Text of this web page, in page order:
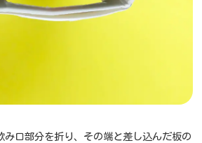
口部分を折り、その端と差し込んだ板の